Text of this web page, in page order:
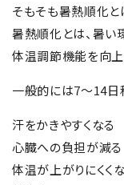
そもそも暑熱順化と
暑熱順化とは、暑い
体温調節機能を向上
一般的には7～14日
汗をかきやすくなる
心臓への負担が減る
体温が上がりにくく